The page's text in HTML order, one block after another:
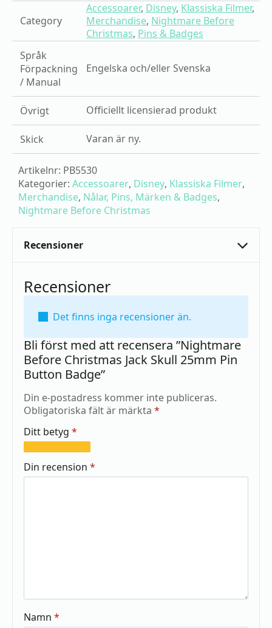
Category
Accessoarer, Disney, Klassiska Filmer,
Merchandise, Nightmare Before
Christmas, Pins & Badges
Språk
Förpackning
/ Manual
Engelska och/eller Svenska
Övrigt Officiellt licensierad produkt
Skick Varan är ny.
Artikelnr: PB5530
Kategorier: Accessoarer, Disney, Klassiska Filmer,
Merchandise, Nålar, Pins, Märken & Badges,
Nightmare Before Christmas
Recensioner
Recensioner
Det finns inga recensioner än.
Bli först med att recensera ”Nightmare
Before Christmas Jack Skull 25mm Pin
Button Badge”
Din e-postadress kommer inte publiceras.
Obligatoriska fält är märkta *
Ditt betyg *
av
5
5
5
av
5 5
Din recension *
Namn *